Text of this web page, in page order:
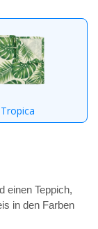
Tropica
einen Teppich,
in den Farben